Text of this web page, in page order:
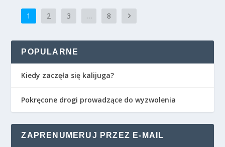
1 2 3 … 8
POPULARNE
Kiedy zaczęła się kalijuga?
Pokręcone drogi prowadzące do wyzwolenia
ZAPRENUMERUJ PRZEZ E-MAIL